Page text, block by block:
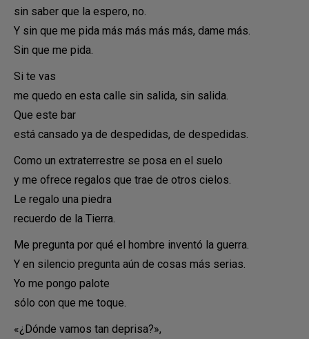
sin saber que la espero, no.
Y sin que me pida más más más más, dame más.
Sin que me pida.
Si te vas
me quedo en esta calle sin salida, sin salida.
Que este bar
está cansado ya de despedidas, de despedidas.
Como un extraterrestre se posa en el suelo
y me ofrece regalos que trae de otros cielos.
Le regalo una piedra
recuerdo de la Tierra.
Me pregunta por qué el hombre inventó la guerra.
Y en silencio pregunta aún de cosas más serias.
Yo me pongo palote
sólo con que me toque.
«¿Dónde vamos tan deprisa?»,